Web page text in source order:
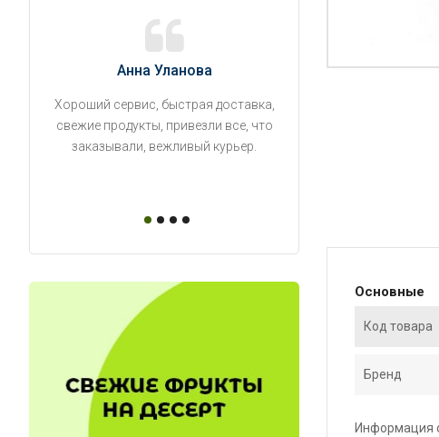
Анна Уланова
Хороший сервис, быстрая доставка,
свежие продукты, привезли все, что
заказывали, вежливый курьер.
Александр П.
Основные
Код товара
Бренд
Информация